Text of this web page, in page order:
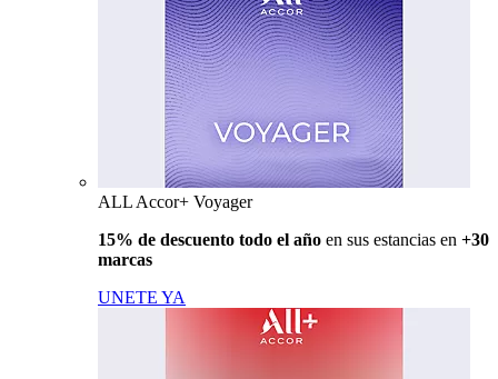
ALL Accor+ Voyager
15% de descuento todo el año en sus estancias en +30
marcas
UNETE YA